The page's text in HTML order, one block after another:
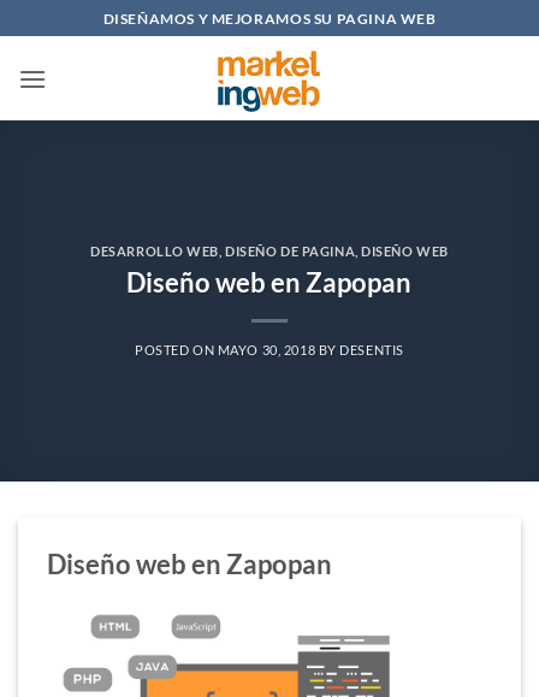
al
contenido
DISEÑAMOS Y MEJORAMOS SU PAGINA WEB
DESARROLLO WEB ,DISEÑO DE PAGINA ,DISEÑO WEB
Diseño web en Zapopan
POSTED ON MAYO 30, 2018 BY DESENTIS
Diseño web en Zapopan